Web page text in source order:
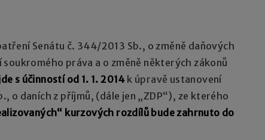
Senátu č. 344/2013 Sb., o změně daňových
práva a o změně některých zákonů
s účinností od 1. 1. 2014k úpravě ustanovení
o daních z příjmů, (dále jen „ZDP“), ze kterého
kurzových rozdílů bude zahrnuto do